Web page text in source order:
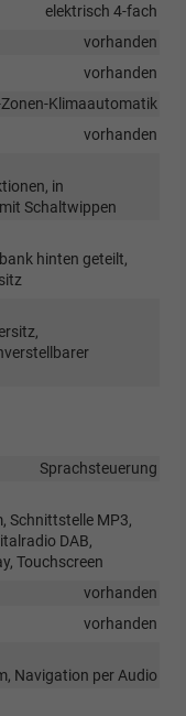
elektrisch 4-fach
vorhanden
vorhanden
Klimaautomatik
vorhanden
in
Schaltwippen
hinten geteilt,
Sprachsteuerung
Schnittstelle MP3,
DAB,
Touchscreen
vorhanden
vorhanden
Navigation per Audio